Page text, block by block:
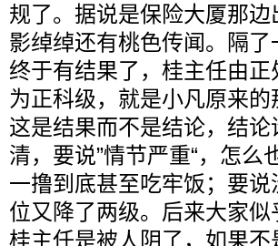
规了。据说是保险大厦那边
影绰绰还有桃色传闻。隔了
终于有结果了，桂主任由正
为正科级，就是小凡原来的
这是结果而不是结论，结论
清，要说”情节严重“，怎么
一撸到底甚至吃牢饭；要说
位又降了两级。后来大家似
桂主任是被人阴了，如果不